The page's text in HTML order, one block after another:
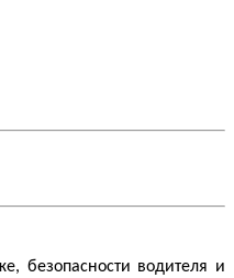
безопасности водителя и